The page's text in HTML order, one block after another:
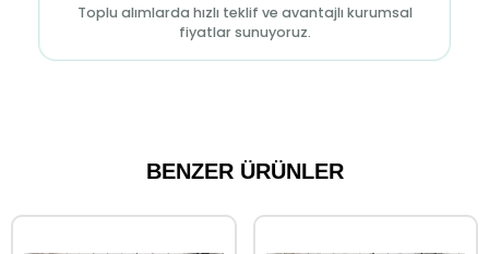
Toplu alımlarda hızlı teklif ve avantajlı kurumsal
fiyatlar sunuyoruz.
BENZER ÜRÜNLER